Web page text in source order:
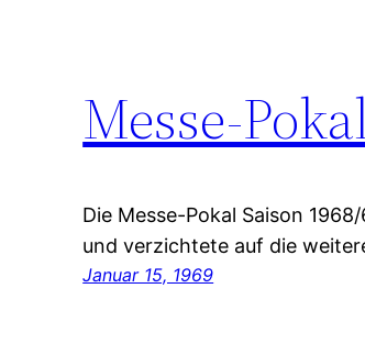
Messe-
Die Messe-Pokal Saison
und verzichtete auf die
Januar 15, 1969